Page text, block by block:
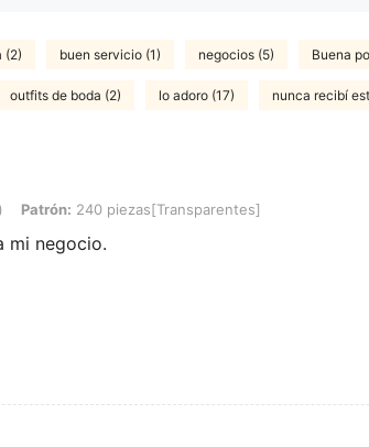
(2) buen servicio (1) negocios (5) Buena
outfits de boda (2) lo adoro (17) nunca recibí
240 piezas[Transparentes]
Patrón: 240 piezas[Transparentes]
mi negocio.